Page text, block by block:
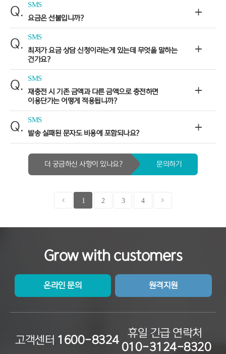
Q.
SMS
요금은 선불입니까?
Q.
SMS
최저가 요금 상담 신청이라는게 있는데 무엇을 말하는
건가요?
Q.
SMS
재충전 시 기존 금액과 다른 금액으로 충전하면
이용단가는 어떻게 적용됩니까?
Q.
SMS
발송 실패된 문자도 비용에 포함되나요?
더 궁금하신 사항이 있나요? 문의하기
1 2 3 4
Grow with customers
온라인 문의 원격지원
고객센터 1600-8324
휴일 긴급 연락처
010-3124-8320